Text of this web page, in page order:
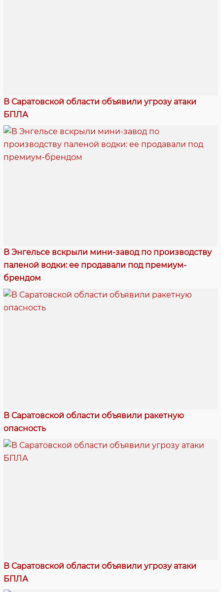
В Саратовской области объявили угрозу атаки
БПЛА
В Энгельсе вскрыли мини-завод по производству
паленой водки: ее продавали под премиум-
брендом
В Саратовской области объявили ракетную
опасность
В Саратовской области объявили угрозу атаки
БПЛА